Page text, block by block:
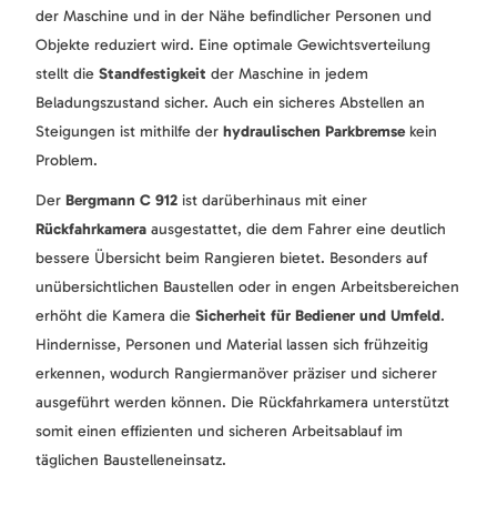
der Maschine und in der Nähe befindlicher Personen und
Objekte reduziert wird. Eine optimale Gewichtsverteilung
stellt die Standfestigkeit der Maschine in jedem
Beladungszustand sicher. Auch ein sicheres Abstellen an
Steigungen ist mithilfe der hydraulischen Parkbremsekein
Problem.
Der Bergmann C 912 ist darüberhinaus mit einer
Rückfahrkamera ausgestattet, die dem Fahrer eine deutlich
bessere Übersicht beim Rangieren bietet. Besonders auf
unübersichtlichen Baustellen oder in engen Arbeitsbereichen
erhöht die Kamera die Sicherheit für Bediener und Umfeld.
Hindernisse, Personen und Material lassen sich frühzeitig
erkennen, wodurch Rangiermanöver präziser und sicherer
ausgeführt werden können. Die Rückfahrkamera unterstützt
somit einen effizienten und sicheren Arbeitsablauf im
täglichen Baustelleneinsatz.